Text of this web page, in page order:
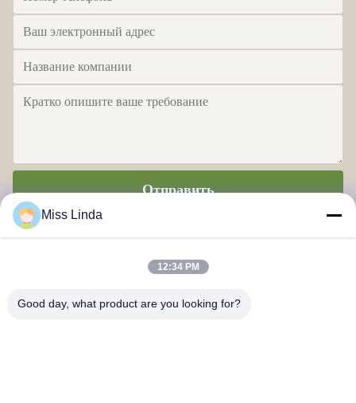
Отправить
Miss Linda
12:34 PM
Good day, what product are you looking for?